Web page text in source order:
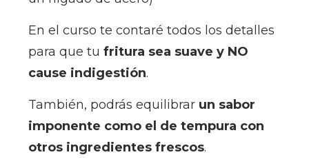
En el curso te contaré todos los detalles
para que tu fritura sea suave y NO
cause indigestión.
También, podrás equilibrar un sabor
imponente como el de tempura con
otros ingredientes frescos.